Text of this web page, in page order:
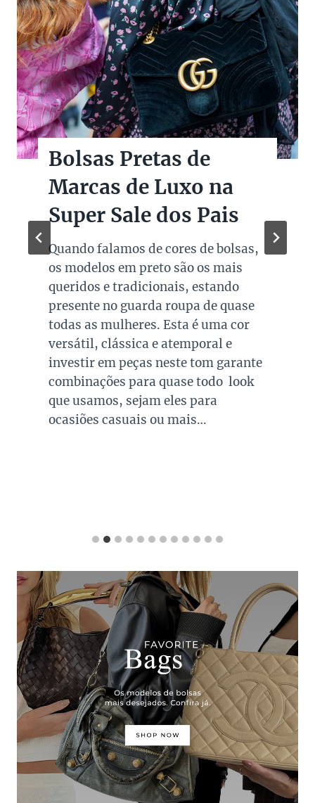
Bolsas Pretas de
Marcas de Luxo na
Super Sale dos Pais
Quando falamos de cores de bolsas,
os modelos em preto são os mais
queridos e tradicionais, estando
presente no guarda roupa de quase
todas as mulheres. Esta é uma cor
versátil, clássica e atemporal e
investir em peças neste tom garante
combinações para quase todo look
que usamos, sejam eles para
ocasiões casuais ou mais…